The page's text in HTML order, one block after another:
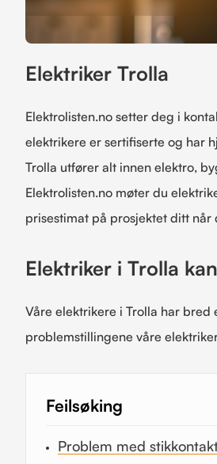
Elektriker Trolla
Elektrolisten.no setter deg i
elektrikere er sertifiserte og har
Trolla utfører alt innen elektro,
Elektrolisten.no møter du
prisestimat på prosjektet ditt når
Elektriker i Trolla
Våre elektrikere i Trolla har
problemstillingene våre
Feilsøking
Problem med